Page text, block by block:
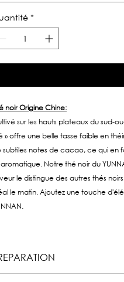
*
noir Origine Chine:
sur les hauts plateaux du sud-
» offre une belle tasse faible en
subtiles notes de cacao, ce qui en
Notre thé noir du
le distingue des autres thés
le matin. Ajoutez une touche